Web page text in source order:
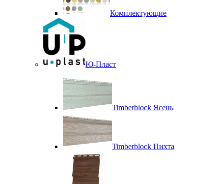
Комплектующие
Ю-Пласт
Timberblock Ясень
Timberblock Пихта